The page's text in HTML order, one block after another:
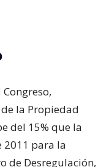
la Propiedad
del 15% que la
2011 para la
de Desregulación,